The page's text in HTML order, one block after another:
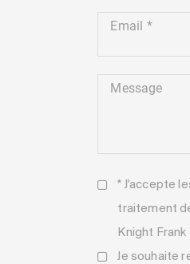
Email
Message
* J'accepte
traitement
Knight Frank
Je souhaite